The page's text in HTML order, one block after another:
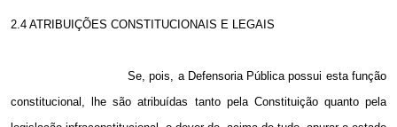
2.4 ATRIBUIÇÕES CONSTITUCIONAIS E LEGAIS
Se, pois, a Defensoria Pública possui esta função
constitucional, lhe são atribuídas tanto pela Constituição quanto pela